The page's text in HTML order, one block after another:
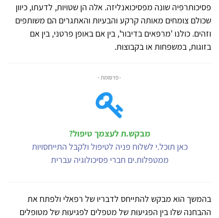
פסיכותרפיה שונה מפסיכואנליזה. אלה הן שטויות, לדעתו, כיוון
שכולם צומחים מאותה קרקע והבעיות והאתגרים הם משותפים
וזהים. כולנו 'מרפאים בדיבור', בין אם באופן פרטני, בין אם
בזוגות, במשפחות או בקבוצות.
- פרסומת -
מבקש.ת לעצמך טיפול?
כאן תוכל.י לשלוח פניה לטיפול ולקבל התייחסויות
ממטפלות.ים חברי פסיכולוגיה עברית
בהמשך הוא מבקש להתייחס לדבריו של רפאלי ולפתח את
ההבחנה שלו בין הפגיעוּת של מטפלים לפגיעוּת של מטופלים